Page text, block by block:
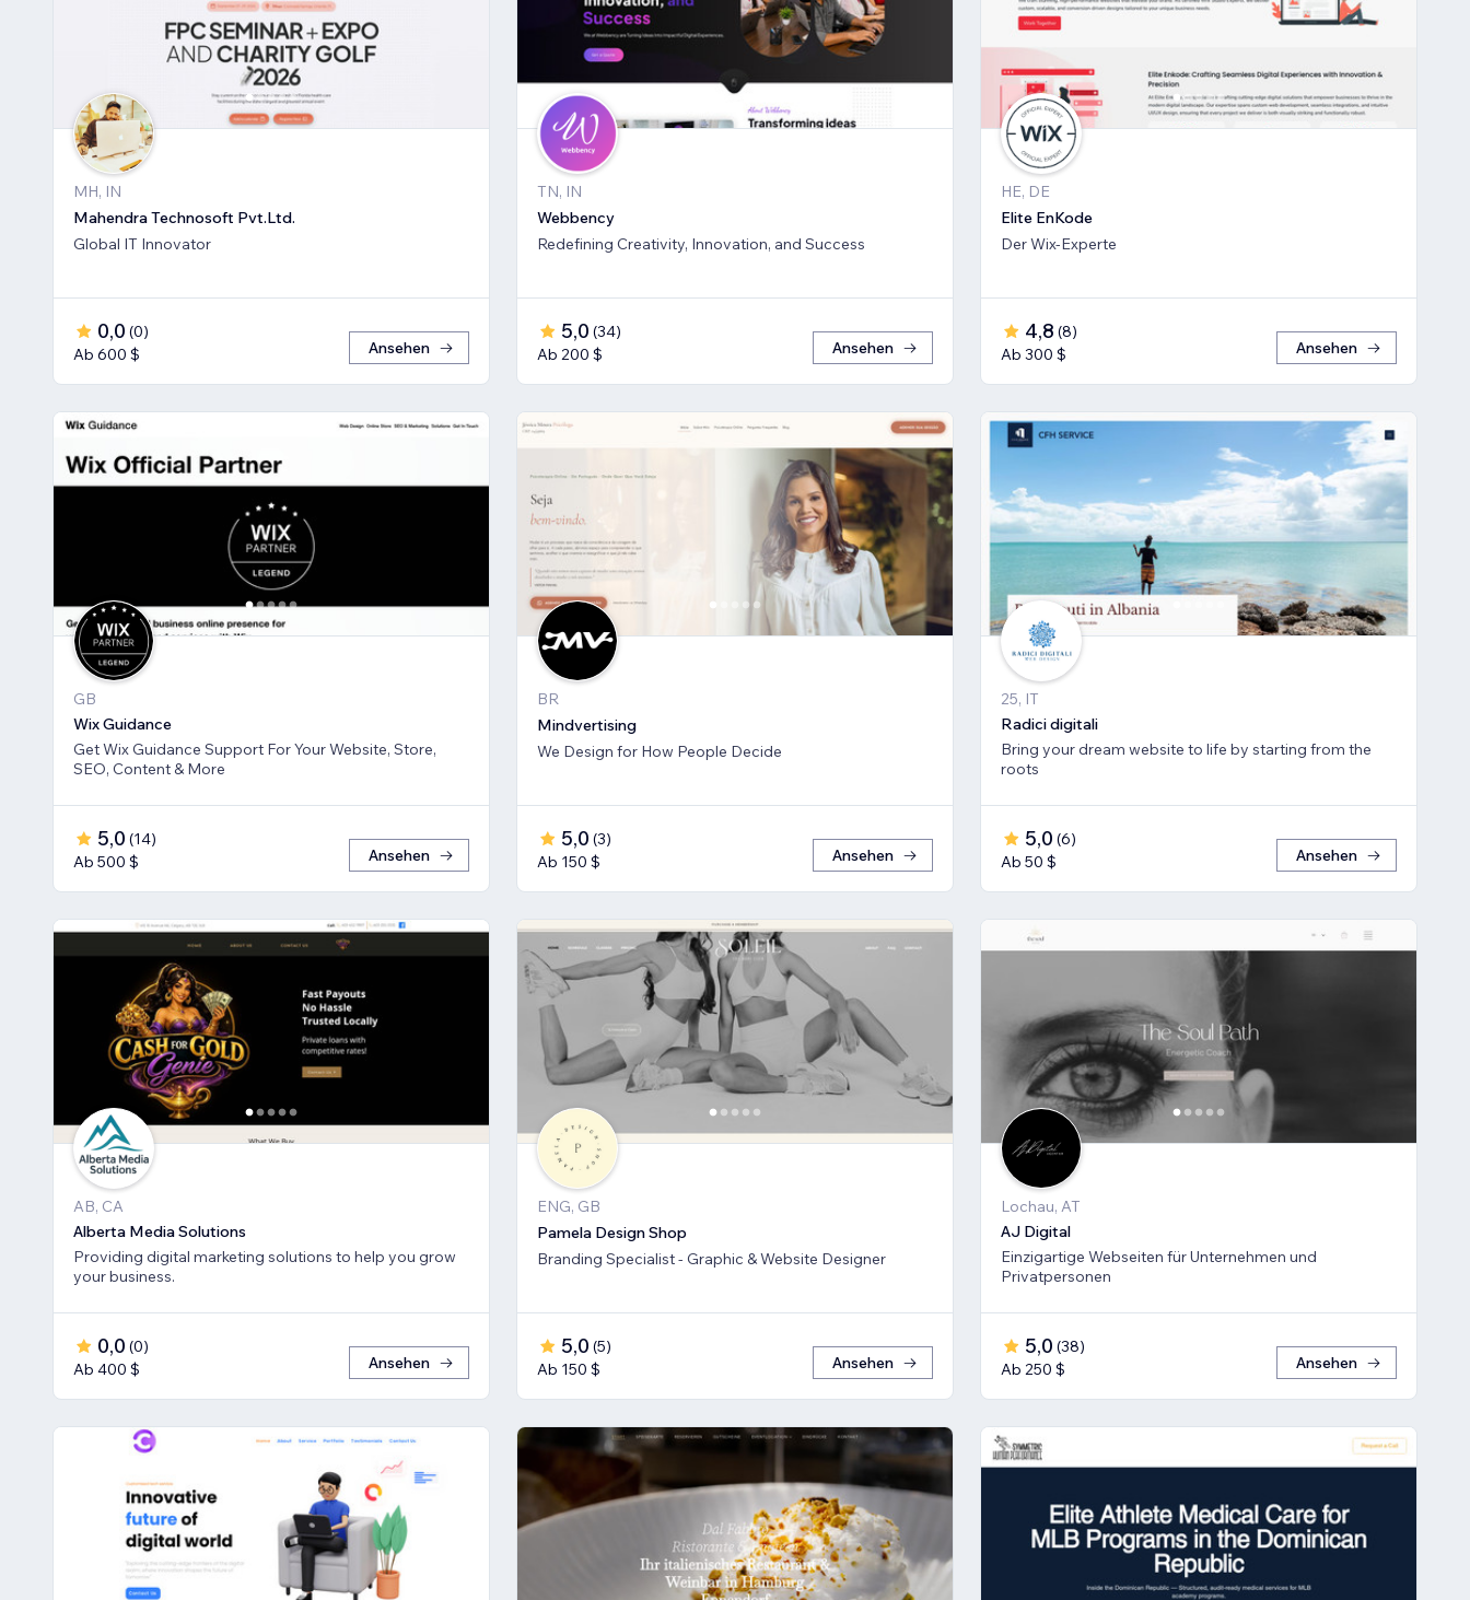
MH, IN
Mahendra Technosoft Pvt.Ltd.
Global IT Innovator
0,0 (0)
Ab 600 $
Ansehen
TN, IN
Webbency
Redefining Creativity, Innovation, and Success
5,0 (34)
Ab 200 $
Ansehen
HE, DE
Elite EnKode
Der Wix-Experte
4,8 (8)
Ab 300 $
Ansehen
GB
Wix Guidance
Get Wix Guidance Support For Your Website, Store,
SEO, Content & More
5,0 (14)
Ab 500 $
Ansehen
BR
Mindvertising
We Design for How People Decide
5,0 (3)
Ab 150 $
Ansehen
25, IT
Radici digitali
Bring your dream website to life by starting from the
roots
5,0 (6)
Ab 50 $
Ansehen
AB, CA
Alberta Media Solutions
Providing digital marketing solutions to help you grow
your business.
0,0 (0)
Ab 400 $
Ansehen
ENG, GB
Pamela Design Shop
Branding Specialist - Graphic & Website Designer
5,0 (5)
Ab 150 $
Ansehen
Lochau, AT
AJ Digital
Einzigartige Webseiten für Unternehmen und
Privatpersonen
5,0 (38)
Ab 250 $
Ansehen